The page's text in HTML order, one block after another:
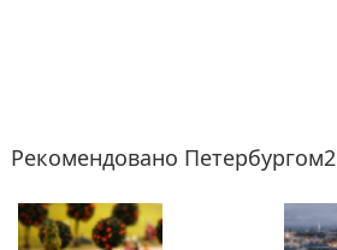
Рекомендовано Петербургом2